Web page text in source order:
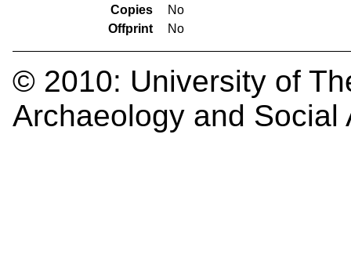
Copies
No
Offprint
No
© 2010: University of
Archaeology and Social